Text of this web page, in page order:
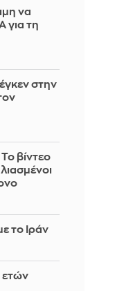
να
για τη
στην
βίντεο
το Ιράν
ετών